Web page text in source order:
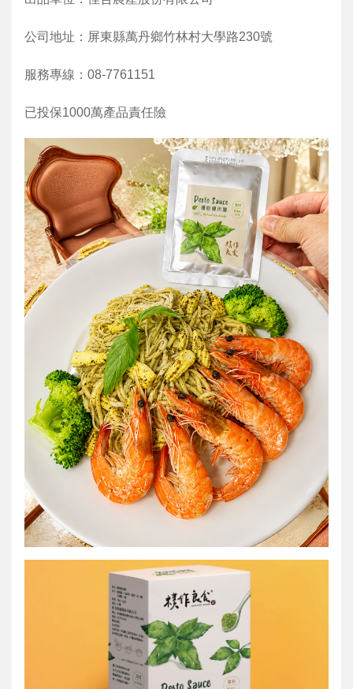
公司地址：屏東縣萬丹鄉竹林村大學路230號
服務專線：08-7761151
已投保1000萬產品責任險